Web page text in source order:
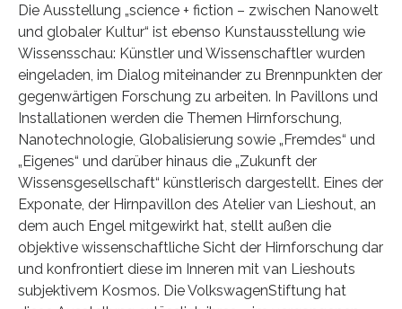
Die Ausstellung „science + fiction – zwischen Nanowelt
und globaler Kultur“ ist ebenso Kunstausstellung wie
Wissensschau: Künstler und Wissenschaftler wurden
eingeladen, im Dialog miteinander zu Brennpunkten der
gegenwärtigen Forschung zu arbeiten. In Pavillons und
Installationen werden die Themen Hirnforschung,
Nanotechnologie, Globalisierung sowie „Fremdes“ und
„Eigenes“ und darüber hinaus die „Zukunft der
Wissensgesellschaft“ künstlerisch dargestellt. Eines der
Exponate, der Hirnpavillon des Atelier van Lieshout, an
dem auch Engel mitgewirkt hat, stellt außen die
objektive wissenschaftliche Sicht der Hirnforschung dar
und konfrontiert diese im Inneren mit van Lieshouts
subjektivem Kosmos. Die VolkswagenStiftung hat